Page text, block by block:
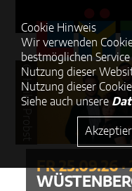
Cookie Hinweis
Wir verwenden
bestmöglichen
Nutzung dieser
Nutzung dieser
Siehe auch unsere
FR 25.09.26 ·
© Heike Probst